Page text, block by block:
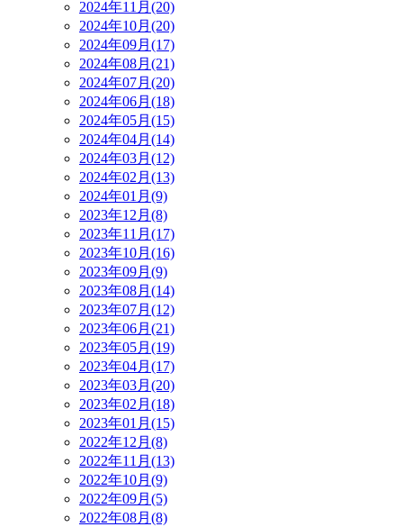
2024年11月(20)
2024年10月(20)
2024年09月(17)
2024年08月(21)
2024年07月(20)
2024年06月(18)
2024年05月(15)
2024年04月(14)
2024年03月(12)
2024年02月(13)
2024年01月(9)
2023年12月(8)
2023年11月(17)
2023年10月(16)
2023年09月(9)
2023年08月(14)
2023年07月(12)
2023年06月(21)
2023年05月(19)
2023年04月(17)
2023年03月(20)
2023年02月(18)
2023年01月(15)
2022年12月(8)
2022年11月(13)
2022年10月(9)
2022年09月(5)
2022年08月(8)